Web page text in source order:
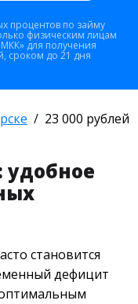
процентов по займу
физическим лицам
для получения
сроком до 21 дня
23 000 рублей
удобное
становится
дефицит